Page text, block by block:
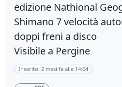
edizione Nathional
Shimano 7 velocità
doppi freni a disco
Visibile a Pergine
Inserito: 2 mesi fa alle 14:04